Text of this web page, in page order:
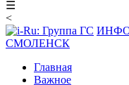
☰
<
СМОЛЕНСК
Главная
Важное